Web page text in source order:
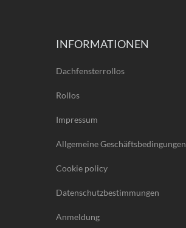
INFORMATIONEN
Dachfensterrollos
Rollos
Impressum
Allgemeine Geschäftsbedingungen
Cookie policy
Datenschutzbestimmungen
Anmeldung